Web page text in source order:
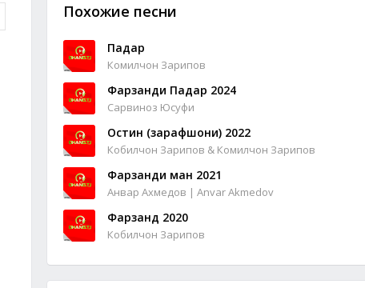
Похожие песни
Падар
Комилчон Зарипов
Фарзанди Падар 2024
Сарвиноз Юсуфи
Остин (зарафшони) 2022
Кобилчон Зарипов & Комилчон Зарипов
Фарзанди ман 2021
Анвар Ахмедов | Anvar Akmedov
Фарзанд 2020
Кобилчон Зарипов